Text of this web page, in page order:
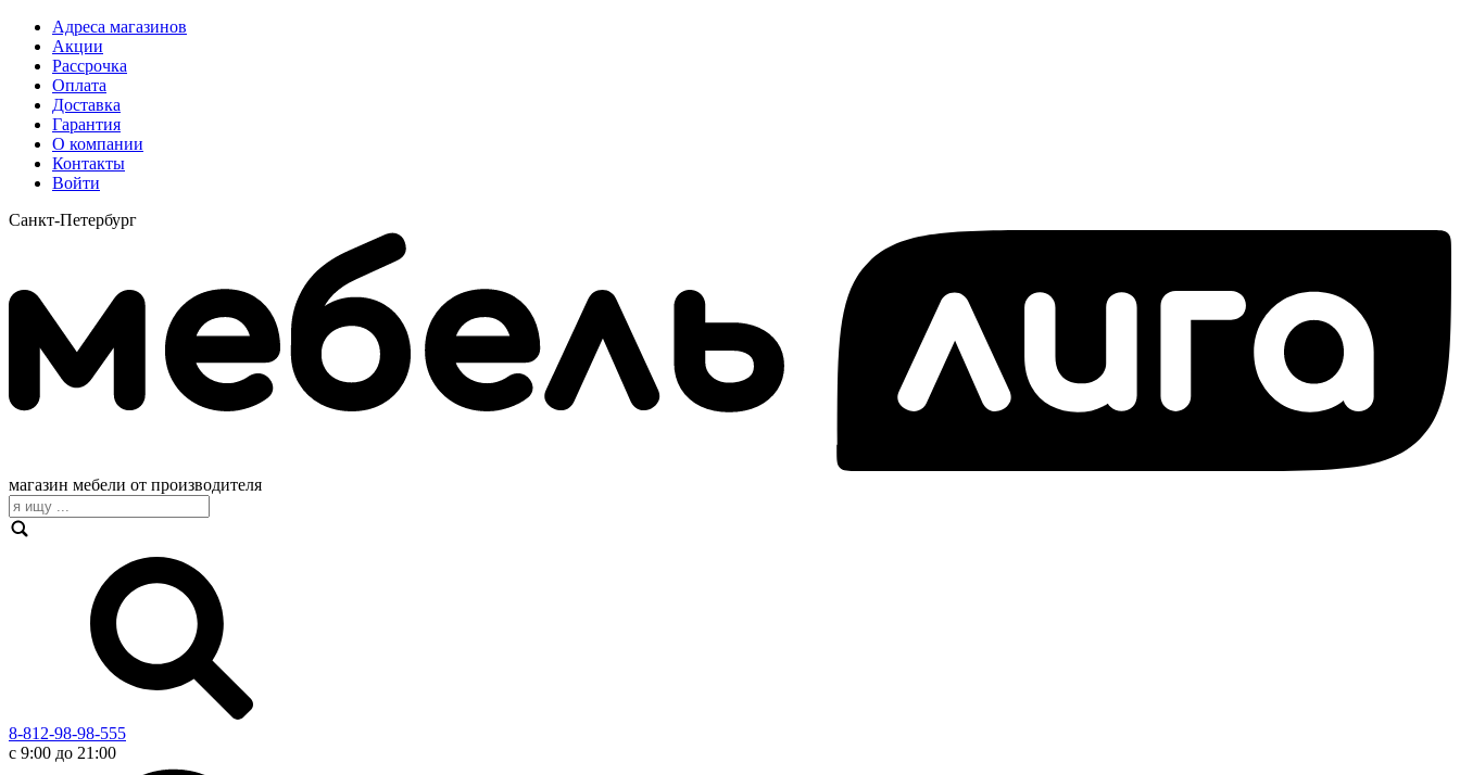
Адреса магазинов
Акции
Рассрочка
Оплата
Доставка
Гарантия
О компании
Контакты
Войти
Санкт-Петербург
магазин мебели от производителя
8-812-98-98-555
с 9:00 до 21:00